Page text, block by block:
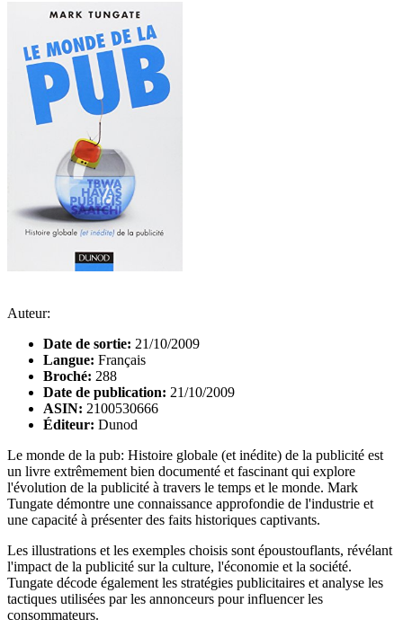
Auteur:
Date de sortie: 21/10/2009
Langue: Français
Broché: 288
Date de publication: 21/10/2009
ASIN: 2100530666
Éditeur: Dunod
Le monde de la pub: Histoire globale (et inédite) de la publicité est
un livre extrêmement bien documenté et fascinant qui explore
l'évolution de la publicité à travers le temps et le monde. Mark
Tungate démontre une connaissance approfondie de l'industrie et
une capacité à présenter des faits historiques captivants.
Les illustrations et les exemples choisis sont époustouflants, révélant
l'impact de la publicité sur la culture, l'économie et la société.
Tungate décode également les stratégies publicitaires et analyse les
tactiques utilisées par les annonceurs pour influencer les
consommateurs.